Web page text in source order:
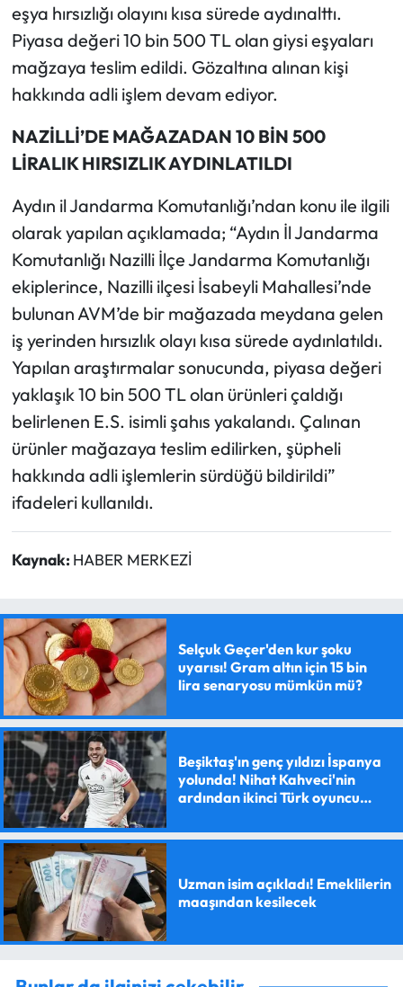
eşya hırsızlığı olayını kısa sürede aydınalttı.
Piyasa değeri 10 bin 500 TL olan giysi eşyaları
mağzaya teslim edildi. Gözaltına alınan kişi
hakkında adli işlem devam ediyor.
NAZİLLİ’DE MAĞAZADAN 10 BİN 500
LİRALIK HIRSIZLIK AYDINLATILDI
Aydın il Jandarma Komutanlığı’ndan konu ile ilgili
olarak yapılan açıklamada; “Aydın İl Jandarma
Komutanlığı Nazilli İlçe Jandarma Komutanlığı
ekiplerince, Nazilli ilçesi İsabeyli Mahallesi’nde
bulunan AVM’de bir mağazada meydana gelen
iş yerinden hırsızlık olayı kısa sürede aydınlatıldı.
Yapılan araştırmalar sonucunda, piyasa değeri
yaklaşık 10 bin 500 TL olan ürünleri çaldığı
belirlenen E.S. isimli şahıs yakalandı. Çalınan
ürünler mağazaya teslim edilirken, şüpheli
hakkında adli işlemlerin sürdüğü bildirildi”
ifadeleri kullanıldı.
Kaynak: HABER MERKEZİ
Selçuk Geçer'den kur şoku
uyarısı! Gram altın için 15 bin
lira senaryosu mümkün mü?
Beşiktaş'ın genç yıldızı İspanya
yolunda! Nihat Kahveci'nin
ardından ikinci Türk oyuncu
Uzman isim açıkladı! Emeklilerin
maaşından kesilecek